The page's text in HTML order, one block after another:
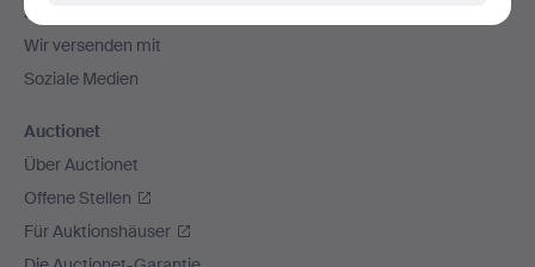
Zahlungsweisen
Wir versenden mit
Soziale Medien
Auctionet
Über Auctionet
Offene Stellen
Für Auktionshäuser